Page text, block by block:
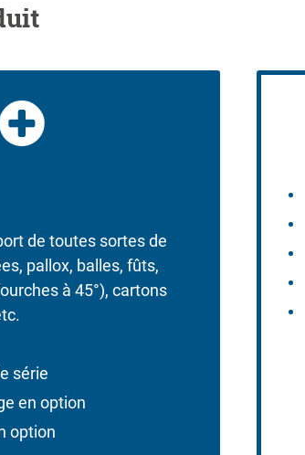
de toutes sortes de
pallox, balles, fûts,
à 45°), cartons
série
en option
option